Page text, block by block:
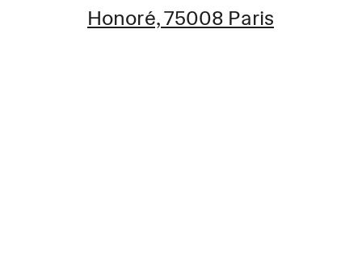
Honoré, 75008 Paris